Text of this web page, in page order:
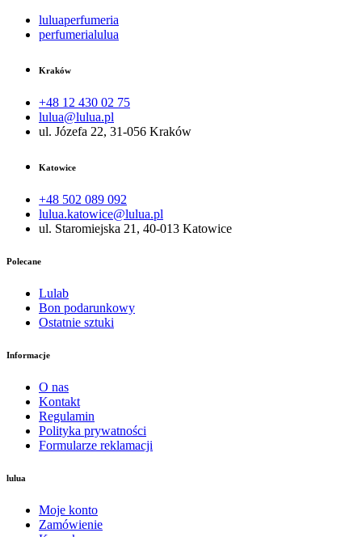
luluaperfumeria
perfumerialulua
Kraków
+48 12 430 02 75
lulua@lulua.pl
ul. Józefa 22, 31-056 Kraków
Katowice
+48 502 089 092
lulua.katowice@lulua.pl
ul. Staromiejska 21, 40-013 Katowice
Polecane
Lulab
Bon podarunkowy
Ostatnie sztuki
Informacje
O nas
Kontakt
Regulamin
Polityka prywatności
Formularze reklamacji
lulua
Moje konto
Zamówienie